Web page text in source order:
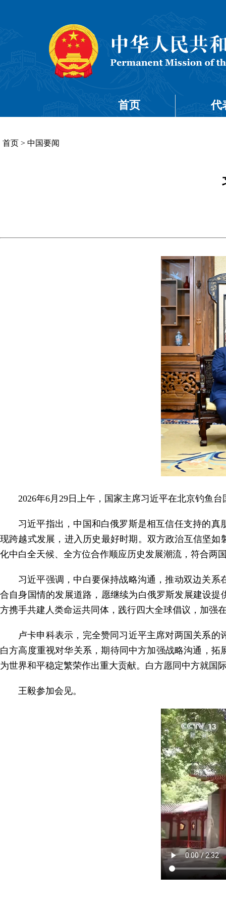
首页 代
首页 > 中国要闻
2026年6月29日上午，国家主席习近平在北京钓鱼
习近平指出，中国和白俄罗斯是相互信任支持的
现跨越式发展，进入历史最好时期。双方政治互信坚
化中白全天候、全方位合作顺应历史发展潮流，符合两
习近平强调，中白要保持战略沟通，推动双边关
合自身国情的发展道路，愿继续为白俄罗斯发展建设
方携手共建人类命运共同体，践行四大全球倡议，加强
卢卡申科表示，完全赞同习近平主席对两国关系
白方高度重视对华关系，期待同中方加强战略沟通，
为世界和平稳定繁荣作出重大贡献。白方愿同中方就国
王毅参加会见。